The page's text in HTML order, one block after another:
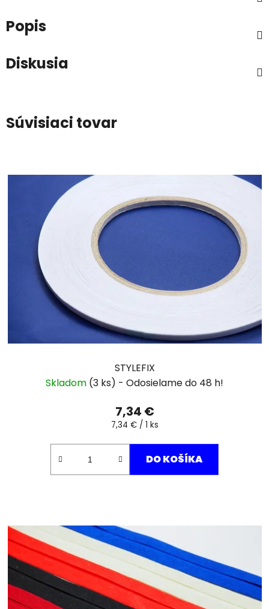
Popis
Diskusia
Súvisiaci tovar
STYLEFIX
Skladom (3 ks)
7,34 €
Jednotková
7,34 € / 1 ks
DO KOŠÍKA